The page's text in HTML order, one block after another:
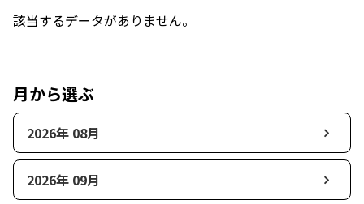
該当するデータがありません。
月から選ぶ
2026年 08月
2026年 09月